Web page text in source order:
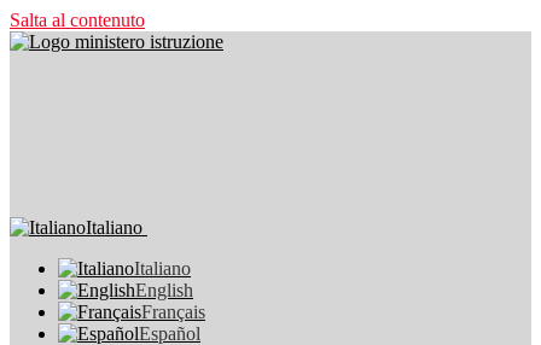
Salta al contenuto
Italiano
Italiano
English
Français
Español